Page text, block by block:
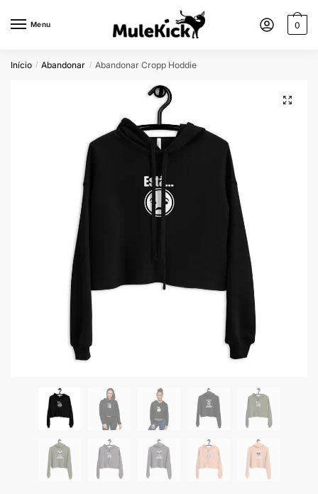
Menu 0
Início / Abandonar / Abandonar Cropp Hoddie
🔍